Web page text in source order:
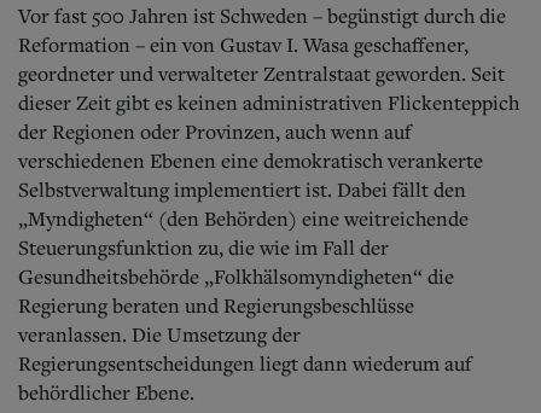
Vor fast 500 Jahren ist Schweden – begünstigt durch die
Reformation – ein von Gustav I. Wasa geschaffener,
geordneter und verwalteter Zentralstaat geworden. Seit
dieser Zeit gibt es keinen administrativen Flickenteppich
der Regionen oder Provinzen, auch wenn auf
verschiedenen Ebenen eine demokratisch verankerte
Selbstverwaltung implementiert ist. Dabei fällt den
„Myndigheten“ (den Behörden) eine weitreichende
Steuerungsfunktion zu, die wie im Fall der
Gesundheitsbehörde „Folkhälsomyndigheten“ die
Regierung beraten und Regierungsbeschlüsse
veranlassen. Die Umsetzung der
Regierungsentscheidungen liegt dann wiederum auf
behördlicher Ebene.